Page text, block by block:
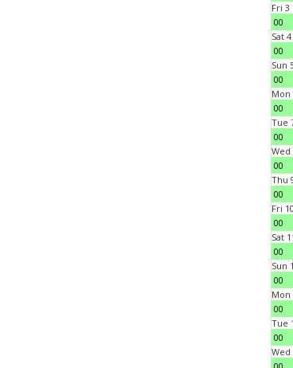
Fri 3
00
Sat
00
Sun
00
Mon
00
Tue
00
Wed
00
Thu
00
Fri
00
Sat
00
Sun
00
Mon
00
Tue
00
Wed